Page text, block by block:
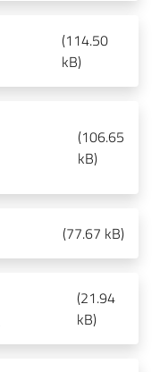
(114.50
kB)
(106.65
kB)
(77.67 kB)
(21.94
kB)